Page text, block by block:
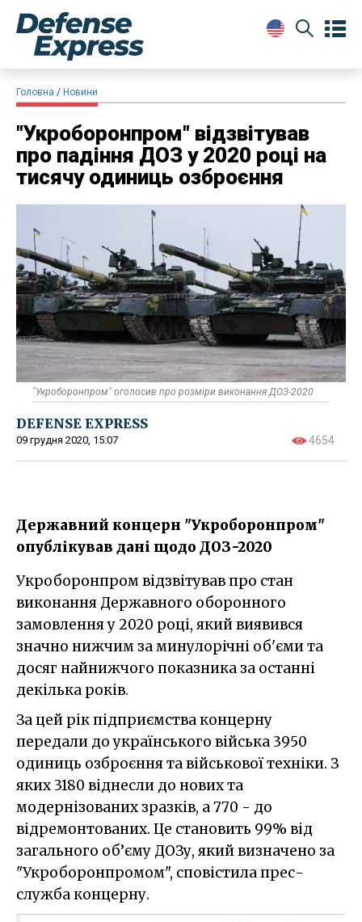
Головна Новини
​"Укроборонпром" відзвітував
про падіння ДОЗ у 2020 році на
тисячу одиниць озброєння
"Укроборонпром" оголосив про розміри виконання ДОЗ-2020
DEFENSE EXPRESS
09 грудня 2020, 15:07 4654
Державний концерн "Укроборонпром"
опублікував дані щодо ДОЗ-2020
Укроборонпром відзвітував про стан
виконання Державного оборонного
замовлення у 2020 році, який виявився
значно нижчим за минулорічні об'єми та
досяг найнижчого показника за останні
декілька років.
За цей рік підприємства концерну
передали до українського війська 3950
одиниць озброєння та військової техніки. З
яких 3180 віднесли до нових та
модернізованих зразків, а 770 - до
відремонтованих. Це становить 99% від
загального об’єму ДОЗу, який визначено за
"Укроборонпромом", сповістила прес-
служба концерну.